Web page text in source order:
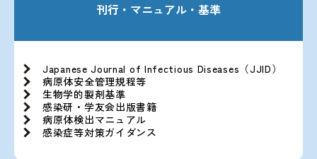
刊行・マニュアル・基準
Japanese Journal of Infectious Diseases（JJID）
病原体安全管理規程等
生物学的製剤基準
感染研・学友会出版書籍
病原体検出マニュアル
感染症等対策ガイダンス